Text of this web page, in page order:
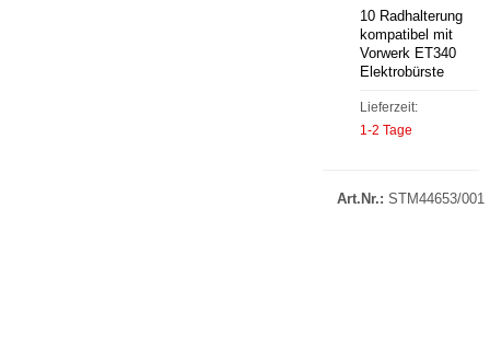
10 Radhalterung
kompatibel mit
Vorwerk ET340
Elektrobürste
Lieferzeit:
1-2 Tage
Art.Nr.: STM44653/001